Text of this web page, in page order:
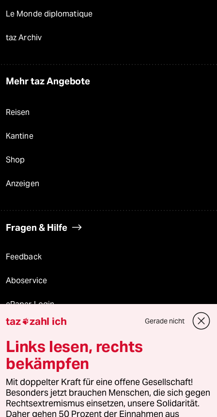
Le Monde diplomatique
taz Archiv
Mehr taz Angebote
Reisen
Kantine
Shop
Anzeigen
Fragen & Hilfe
Feedback
Aboservice
ePaper Login
Downloads für Abonnierende
© 2026 taz Verlags und Vertriebs GmbH
Alle Rechte vorbehalten. Bei rechtlichen Fragen oder für Genehmigungen
wenden Sie sich bitte an lizenzen@taz.de
taz zahl ich Gerade nicht
Links lesen, rechts
bekämpfen
Mit doppelter Kraft für eine offene Gesellschaft!
Besonders jetzt brauchen Menschen, die sich gegen
Rechtsextremismus einsetzen, unsere Solidarität.
Daher gehen 50 Prozent der Einnahmen aus